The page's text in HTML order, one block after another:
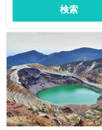
検索